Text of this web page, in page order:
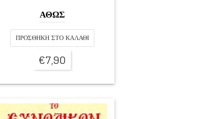
ΑΘΩΣ
ΠΡΟΣΘΉΚΗ ΣΤΟ ΚΑΛΆΘΙ
€7,90